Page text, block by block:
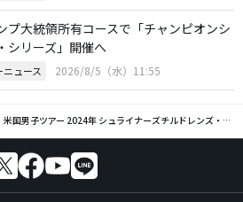
プ大統領所有コースで「チャンピオンシ
シリーズ」開催へ
ニュース 2026/8/5（水）11:55
米国男子ツアー 2024年 シュライナーズチルドレンズ・オープン スコア速報 結果 リーダーボード